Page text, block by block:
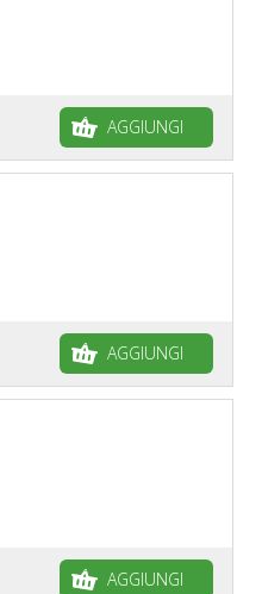
AGGIUNGI
AGGIUNGI
AGGIUNGI